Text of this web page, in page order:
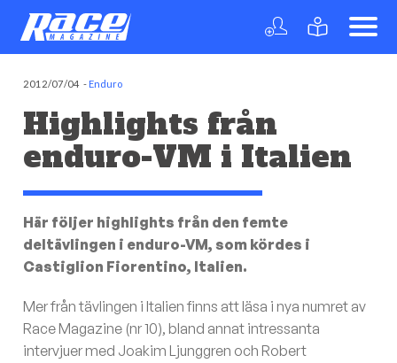
2012/07/04 -Enduro
Highlights från
enduro-VM i Italien
Här följer highlights från den femte
deltävlingen i enduro-VM, som kördes i
Castiglion Fiorentino, Italien.
Mer från tävlingen i Italien finns att läsa i nya numret av
Race Magazine (nr 10), bland annat intressanta
intervjuer med Joakim Ljunggren och Robert